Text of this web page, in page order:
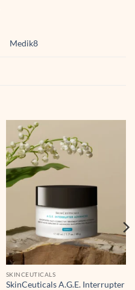
Medik8
SKINCEUTICALS
SkinCeuticals A.G.E. Interrupter